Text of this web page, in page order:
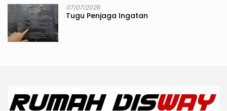
07/07/2026
Tugu Penjaga Ingatan